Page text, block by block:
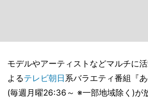
モデルやアーティストなどマルチに活
よるテレビ朝日 系バラエティ番組『あ
(毎週月曜26:36～ ※一部地域除く)が